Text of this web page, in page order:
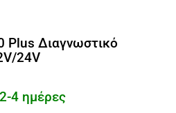
Plus Διαγνωστικό
24V
4 ημέρες